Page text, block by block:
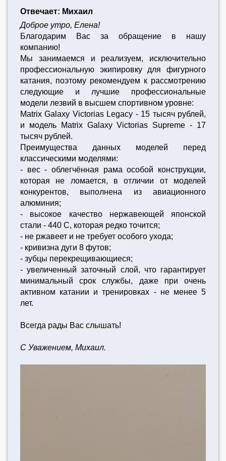
Отвечает: Михаил
Доброе утро, Елена!
Благодарим Вас за обращение в нашу
компанию!
Мы занимаемся и реализуем, исключительно
профессиональную экипировку для фигурного
катания, поэтому рекомендуем к рассмотрению
следующие и лучшие профессиональные
модели лезвий в высшем спортивном уровне:
Matrix Galaxy Victorias Legacy - 15 тысяч рублей,
и модель Matrix Galaxy Victorias Supreme - 17
тысяч рублей.
Преимущества данных моделей перед
классическими моделями:
- вес - облегчённая рама особой конструкции,
которая не ломается, в отличии от моделей
конкурентов, выполнена из авиационного
алюминия;
- высокое качество нержавеющей японской
стали - 440 С, которая редко точится;
- не ржавеет и не требует особого ухода;
- кривизна дуги 8 футов;
- зубцы перекрещивающиеся;
- увеличенный заточный слой, что гарантирует
минимальный срок службы, даже при очень
активном катании и тренировках - не менее 5
лет.
Всегда рады Вас слышать!
С Уважением, Михаил.